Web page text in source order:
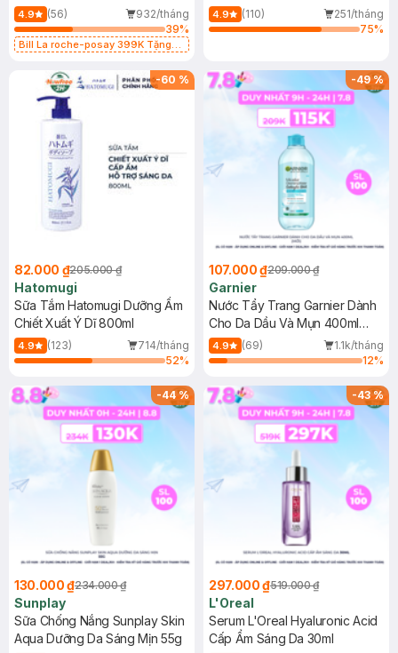
Dụng 40ml
4.9 (56)
932/tháng
39%
Bill La roche-posay 399K Tặng
(SL có hạn)
40ml
4.9 (110)
251/tháng
75%
-60 %
82.000 ₫205.000 ₫
Hatomugi
Sữa Tắm Hatomugi Dưỡng Ẩm
Chiết Xuất Ý Dĩ 800ml
4.9 (123)
714/tháng
52%
-49%
107.000 ₫209.000 ₫
Garnier
Nước Tẩy Trang Garnier Dành
Cho Da Dầu Và Mụn 400ml
(Mới)
4.9 (69)
1.1k/tháng
12%
-44%
130.000 ₫234.000 ₫
Sunplay
Sữa Chống Nắng Sunplay Skin
Aqua Dưỡng Da Sáng Mịn 55g
-43%
297.000 ₫519.000 ₫
L'Oreal
Serum L'Oreal Hyaluronic Acid
Cấp Ẩm Sáng Da 30ml